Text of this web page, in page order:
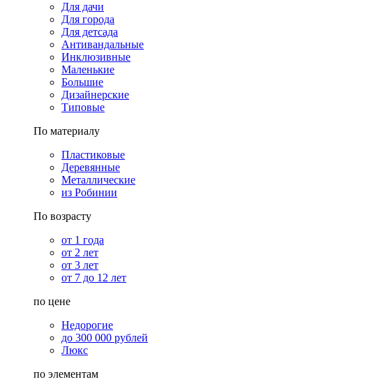
Для дачи
Для города
Для детсада
Антивандальные
Инклюзивные
Маленькие
Большие
Дизайнерские
Типовые
По материалу
Пластиковые
Деревянные
Металлические
из Робинии
По возрасту
от 1 года
от 2 лет
от 3 лет
от 7 до 12 лет
по цене
Недорогие
до 300 000 рублей
Люкс
по элементам